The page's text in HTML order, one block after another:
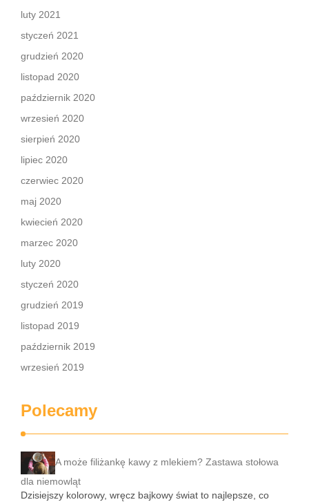
luty 2021
styczeń 2021
grudzień 2020
listopad 2020
październik 2020
wrzesień 2020
sierpień 2020
lipiec 2020
czerwiec 2020
maj 2020
kwiecień 2020
marzec 2020
luty 2020
styczeń 2020
grudzień 2019
listopad 2019
październik 2019
wrzesień 2019
Polecamy
A może filiżankę kawy z mlekiem? Zastawa stołowa
dla niemowląt
Dzisiejszy kolorowy, wręcz bajkowy świat to najlepsze, co